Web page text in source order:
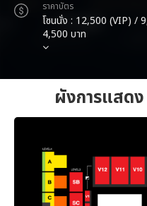
ราคาบัตร
โซนนั่ง : 12,500 (VIP) /
4,500 บาท
ผังการแสด